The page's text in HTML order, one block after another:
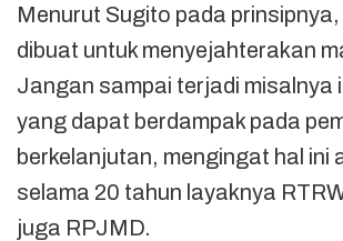
Menurut Sugito pada
dibuat untuk menyejahterakan
Jangan sampai terjadi misalnya
yang dapat berdampak pada
berkelanjutan, mengingat hal ini
selama 20 tahun layaknya
juga RPJMD.